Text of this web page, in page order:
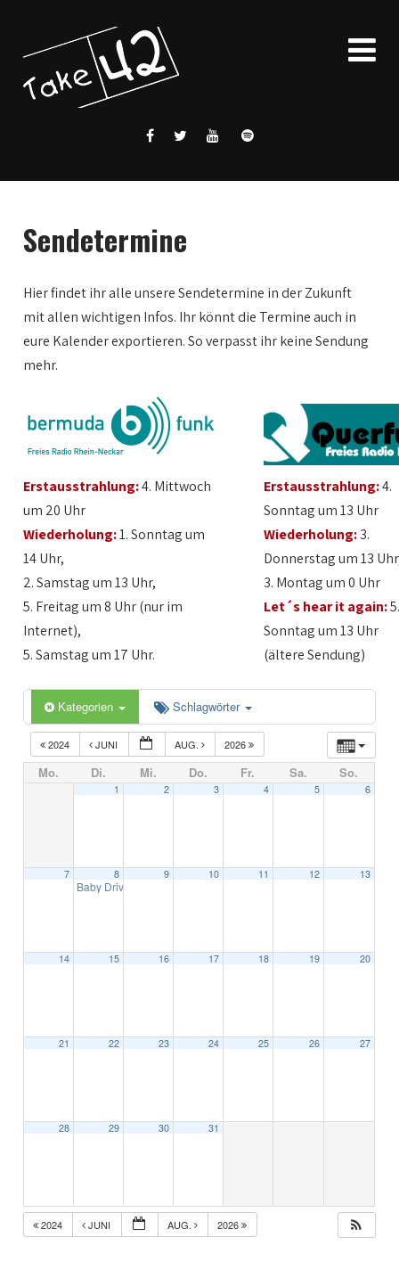
Sendetermine
Hier findet ihr alle unsere Sendetermine in der Zukunft
mit allen wichtigen Infos. Ihr könnt die Termine auch in
eure Kalender exportieren. So verpasst ihr keine Sendung
mehr.
Erstausstrahlung:4. Mittwoch
um 20 Uhr
Wiederholung:1. Sonntag um
14 Uhr,
2. Samstag um 13 Uhr,
5. Freitag um 8 Uhr (nur im
Internet),
5. Samstag um 17 Uhr.
Erstausstrahlung:4.
Sonntag um 13 Uhr
Wiederholung:3.
Donnerstag um 13
3. Montag um 0 Uhr
Let´s hear it again:
Sonntag um 13 Uhr
(ältere Sendung)
Kategorien Schlagwörter
2024 JUNI AUG. 2026
Mo. Di. Mi. Do. Fr. Sa. So.
1 2 3 4 5 6
7 8
Baby Driver
9 10 11 12 13
14 15 16 17 18 19 20
21 22 23 24 25 26 27
28 29 30 31
2024 JUNI AUG. 2026